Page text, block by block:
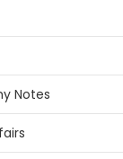
Notes